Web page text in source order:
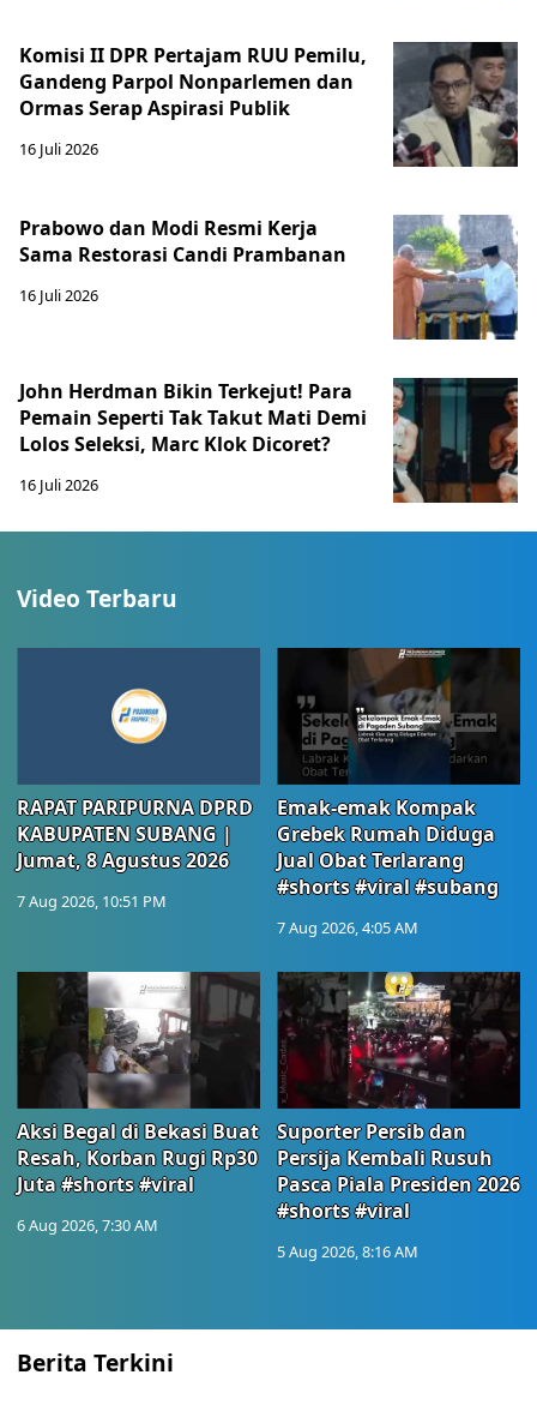
Komisi II DPR Pertajam RUU Pemilu,
Gandeng Parpol Nonparlemen dan
Ormas Serap Aspirasi Publik
16 Juli 2026
Prabowo dan Modi Resmi Kerja
Sama Restorasi Candi Prambanan
16 Juli 2026
John Herdman Bikin Terkejut! Para
Pemain Seperti Tak Takut Mati Demi
Lolos Seleksi, Marc Klok Dicoret?
16 Juli 2026
Video Terbaru
RAPAT PARIPURNA DPRD
KABUPATEN SUBANG |
Jumat, 8 Agustus 2026
7 Aug 2026, 10:51 PM
Emak-emak Kompak
Grebek Rumah Diduga
Jual Obat Terlarang
#shorts #viral #subang
7 Aug 2026, 4:05 AM
Aksi Begal di Bekasi Buat
Resah, Korban Rugi Rp30
Juta #shorts #viral
6 Aug 2026, 7:30 AM
Suporter Persib dan
Persija Kembali Rusuh
Pasca Piala Presiden 2026
#shorts #viral
5 Aug 2026, 8:16 AM
Berita Terkini